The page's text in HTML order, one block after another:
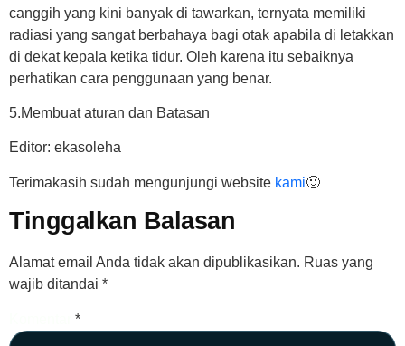
canggih yang kini banyak di tawarkan, ternyata memiliki
radiasi yang sangat berbahaya bagi otak apabila di letakkan
di dekat kepala ketika tidur. Oleh karena itu sebaiknya
perhatikan cara penggunaan yang benar.
5.Membuat aturan dan Batasan
Editor: ekasoleha
Terimakasih sudah mengunjungi website kami🙂
Tinggalkan Balasan
Alamat email Anda tidak akan dipublikasikan. Ruas yang
wajib ditandai *
*